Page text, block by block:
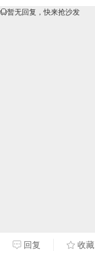
暂无回复，快来抢沙发
回复 收藏